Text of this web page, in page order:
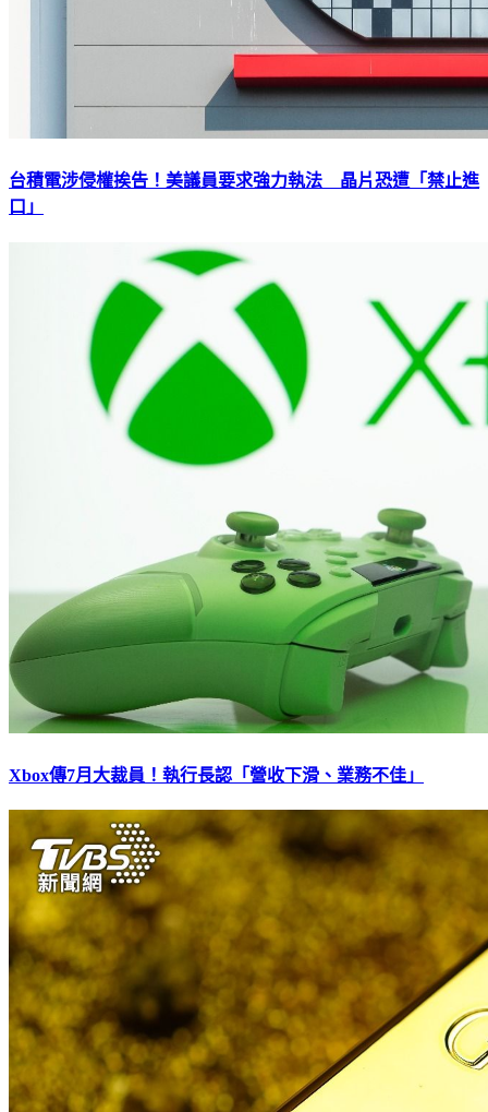
台積電涉侵權挨告！美議員要求強力執法 晶片恐遭「禁止進
口」
Xbox傳7月大裁員！執行長認「營收下滑、業務不佳」